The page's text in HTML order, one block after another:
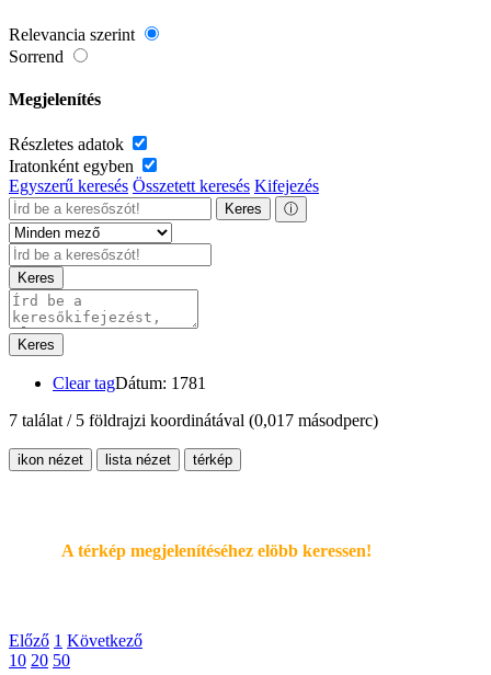
Relevancia szerint
Sorrend
Megjelenítés
Részletes adatok
Iratonként egyben
Egyszerű keresés Összetett keresés Kifejezés
Keres ⓘ
Keres
Keres
Clear tagDátum: 1781
7 találat / 5 földrajzi koordinátával (0,017 másodperc)
ikon nézet lista nézet térkép
A térkép megjelenítéséhez elöbb keressen!
Előző 1 Következő
10 20 50